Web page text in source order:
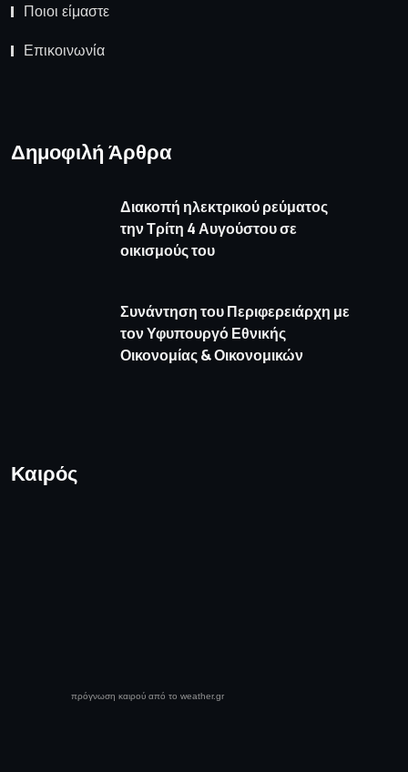
Ποιοι είμαστε
Επικοινωνία
Δημοφιλή Άρθρα
Διακοπή ηλεκτρικού ρεύματος
την Τρίτη 4 Αυγούστου σε
οικισμούς του
Συνάντηση του Περιφερειάρχη με
τον Υφυπουργό Εθνικής
Οικονομίας & Οικονομικών
Καιρός
πρόγνωση καιρού από το weather.gr